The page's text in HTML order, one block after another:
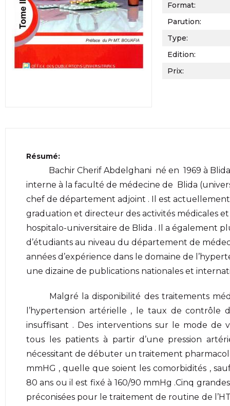
Format:
Parution:
Type:
Edition:
Prix:
Résumé:
Bachir Cherif Abdelghani né en 1969 à Blida
interne à la faculté de médecine de Blida
chef de département adjoint . Il est
graduation et directeur des activités médicales
hospitalo-universitaire de Blida . Il a également
d’étudiants au niveau du département de
années d’expérience dans le domaine de
une dizaine de publications nationales et
Malgré la disponibilité des traitements
l’hypertension artérielle , le taux de contrôle
insuffisant . Des interventions sur le mode de
tous les patients à partir d’une pression
nécessitant de débuter un traitement
mmHG , quelle que soient les comorbidités ,
80 ans ou il est fixé à 160/90 mmHg .Cinq
préconisées pour le traitement de routine de